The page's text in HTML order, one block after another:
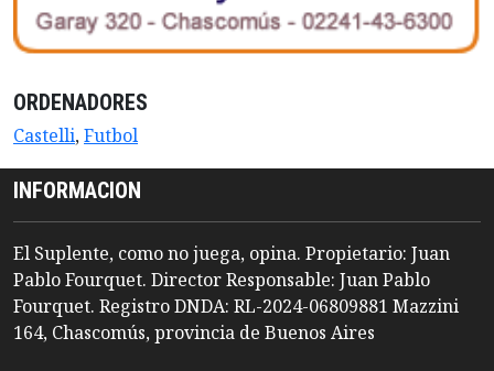
ORDENADORES
Castelli,Futbol
INFORMACION
El Suplente, como no juega, opina. Propietario: Juan
Pablo Fourquet. Director Responsable: Juan Pablo
Fourquet. Registro DNDA: RL-2024-06809881 Mazzini
164, Chascomús, provincia de Buenos Aires